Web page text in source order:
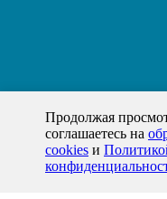
Продолжая
соглашаетесь на
cookies и